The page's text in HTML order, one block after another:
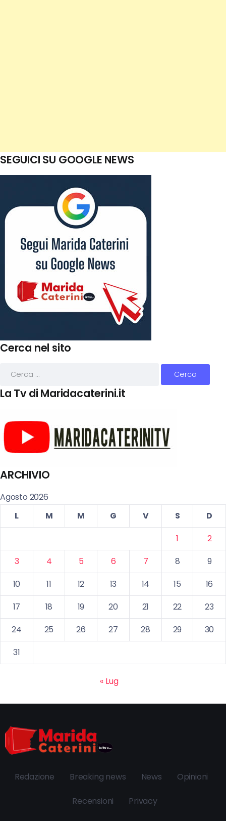
SEGUICI SU GOOGLE NEWS
Cerca nel sito
La Tv di Maridacaterini.it
ARCHIVIO
Agosto 2026
L
M M G V S
D
1
2
3
4 5 6 7 8
9
10
11 12 13 14 15
16
17
18 19 20 21 22
23
24
25 26 27 28 29
30
31
« Lug
Redazione Breaking news News Opinioni
Recensioni Privacy